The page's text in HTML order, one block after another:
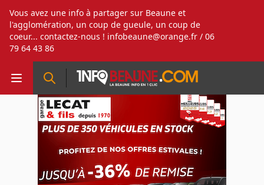
Vous avez une info à partager sur Beaune et
l'agglomération, un coup de gueule, un coup de
coeur... contactez-nous ! infobeaune@orange.fr / 06
79 64 43 86